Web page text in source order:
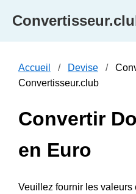
Accueil Devise
Convertisseur.club
Convertir
en Euro
Veuillez fournir les